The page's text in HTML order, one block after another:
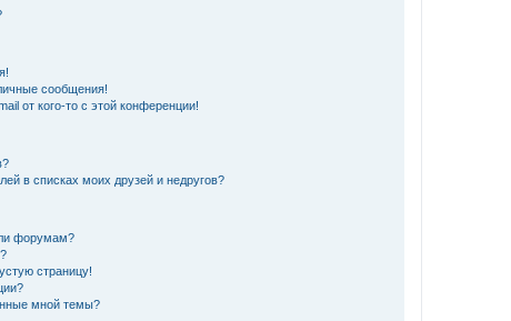
сообщения!
от кого-то с этой конференции!
в списках моих друзей и недругов?
форумам?
страницу!
мной темы?